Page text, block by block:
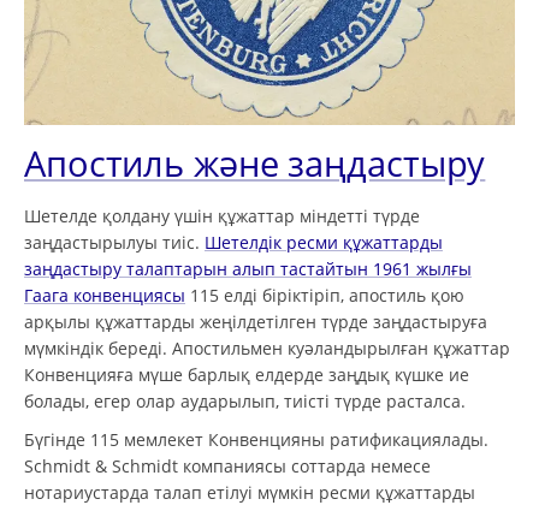
Апостиль және заңдастыру
Шетелде қолдану үшін құжаттар міндетті түрде
заңдастырылуы тиіс. Шетелдік ресми құжаттарды
заңдастыру талаптарын алып тастайтын 1961 жылғы
Гаага конвенциясы 115 елді біріктіріп, апостиль қою
арқылы құжаттарды жеңілдетілген түрде заңдастыруға
мүмкіндік береді. Апостильмен куәландырылған құжаттар
Конвенцияға мүше барлық елдерде заңдық күшке ие
болады, егер олар аударылып, тиісті түрде расталса.
Бүгінде 115 мемлекет Конвенцияны ратификациялады.
Schmidt & Schmidt компаниясы соттарда немесе
нотариустарда талап етілуі мүмкін ресми құжаттарды